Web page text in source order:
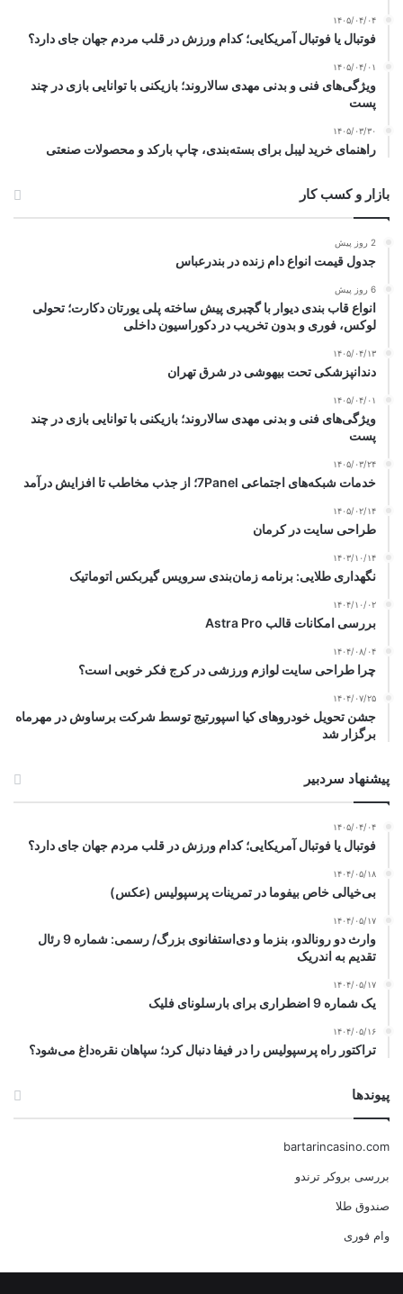
۱۴۰۵/۰۴/۰۴
فوتبال یا فوتبال آمریکایی؛ کدام ورزش در قلب مردم جهان جای دارد؟
۱۴۰۵/۰۴/۰۱
ویژگی‌های فنی و بدنی مهدی سالاروند؛ بازیکنی با توانایی بازی در چند
پست
۱۴۰۵/۰۳/۳۰
راهنمای خرید لیبل برای بسته‌بندی، چاپ بارکد و محصولات صنعتی
بازار و کسب کار
2 روز پیش
جدول قیمت انواع دام زنده در بندرعباس
6 روز پیش
انواع قاب بندی دیوار با گچبری پیش ساخته پلی یورتان دکارت؛ تحولی
لوکس، فوری و بدون تخریب در دکوراسیون داخلی
۱۴۰۵/۰۴/۱۳
دندانپزشکی تحت بیهوشی در شرق تهران
۱۴۰۵/۰۴/۰۱
ویژگی‌های فنی و بدنی مهدی سالاروند؛ بازیکنی با توانایی بازی در چند
پست
۱۴۰۵/۰۳/۲۴
خدمات شبکه‌های اجتماعی 7Panel؛ از جذب مخاطب تا افزایش درآمد
۱۴۰۵/۰۲/۱۴
طراحی سایت در کرمان
۱۴۰۳/۱۰/۱۴
نگهداری طلایی: برنامه زمان‌بندی سرویس گیربکس اتوماتیک
۱۴۰۴/۱۰/۰۲
بررسی امکانات قالب Astra Pro
۱۴۰۴/۰۸/۰۴
چرا طراحی سایت لوازم ورزشی در کرج فکر خوبی است؟
۱۴۰۴/۰۷/۲۵
جشن تحویل خودروهای کیا اسپورتیج توسط شرکت برساوش در مهرماه
برگزار شد
پیشنهاد سردبیر
۱۴۰۵/۰۴/۰۴
فوتبال یا فوتبال آمریکایی؛ کدام ورزش در قلب مردم جهان جای دارد؟
۱۴۰۴/۰۵/۱۸
بی‌خیالی خاص بیفوما در تمرینات پرسپولیس (عکس)
۱۴۰۴/۰۵/۱۷
وارث دو رونالدو، بنزما و دی‌استفانوی بزرگ/ رسمی: شماره 9 رئال
تقدیم به اندریک
۱۴۰۴/۰۵/۱۷
یک شماره 9 اضطراری برای بارسلونای فلیک
۱۴۰۴/۰۵/۱۶
تراکتور راه پرسپولیس را در فیفا دنبال کرد؛ سپاهان نقره‌داغ می‌شود؟
پیوندها
bartarincasino.com
بررسی بروکر ترندو
صندوق طلا
وام فوری